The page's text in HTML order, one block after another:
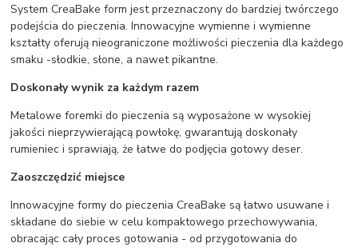
System CreaBake form jest przeznaczony do bardziej twórczego
podejścia do pieczenia. Innowacyjne wymienne i wymienne
kształty oferują nieograniczone możliwości pieczenia dla każdego
smaku -słodkie, słone, a nawet pikantne.
Doskonały wynik za każdym razem
Metalowe foremki do pieczenia są wyposażone w wysokiej
jakości nieprzywierającą powłokę, gwarantują doskonały
rumieniec i sprawiają, że łatwe do podjęcia gotowy deser.
Zaoszczędzić miejsce
Innowacyjne formy do pieczenia CreaBake są łatwo usuwane i
składane do siebie w celu kompaktowego przechowywania,
obracając cały proces gotowania - od przygotowania do